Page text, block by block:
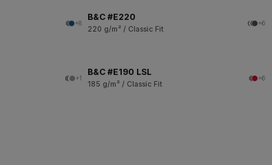
+8
B&C #E220
220 g/m² / Classic Fit
+6
+1
B&C #E190 LSL
185 g/m² / Classic Fit
+6